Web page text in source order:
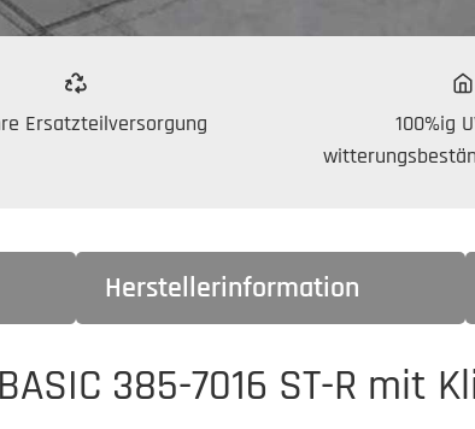
Ersatzteilversorgung
100%ig
Herstellerinformation
385-7016 ST-R mit